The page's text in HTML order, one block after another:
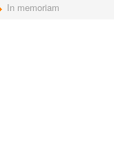
In memoriam